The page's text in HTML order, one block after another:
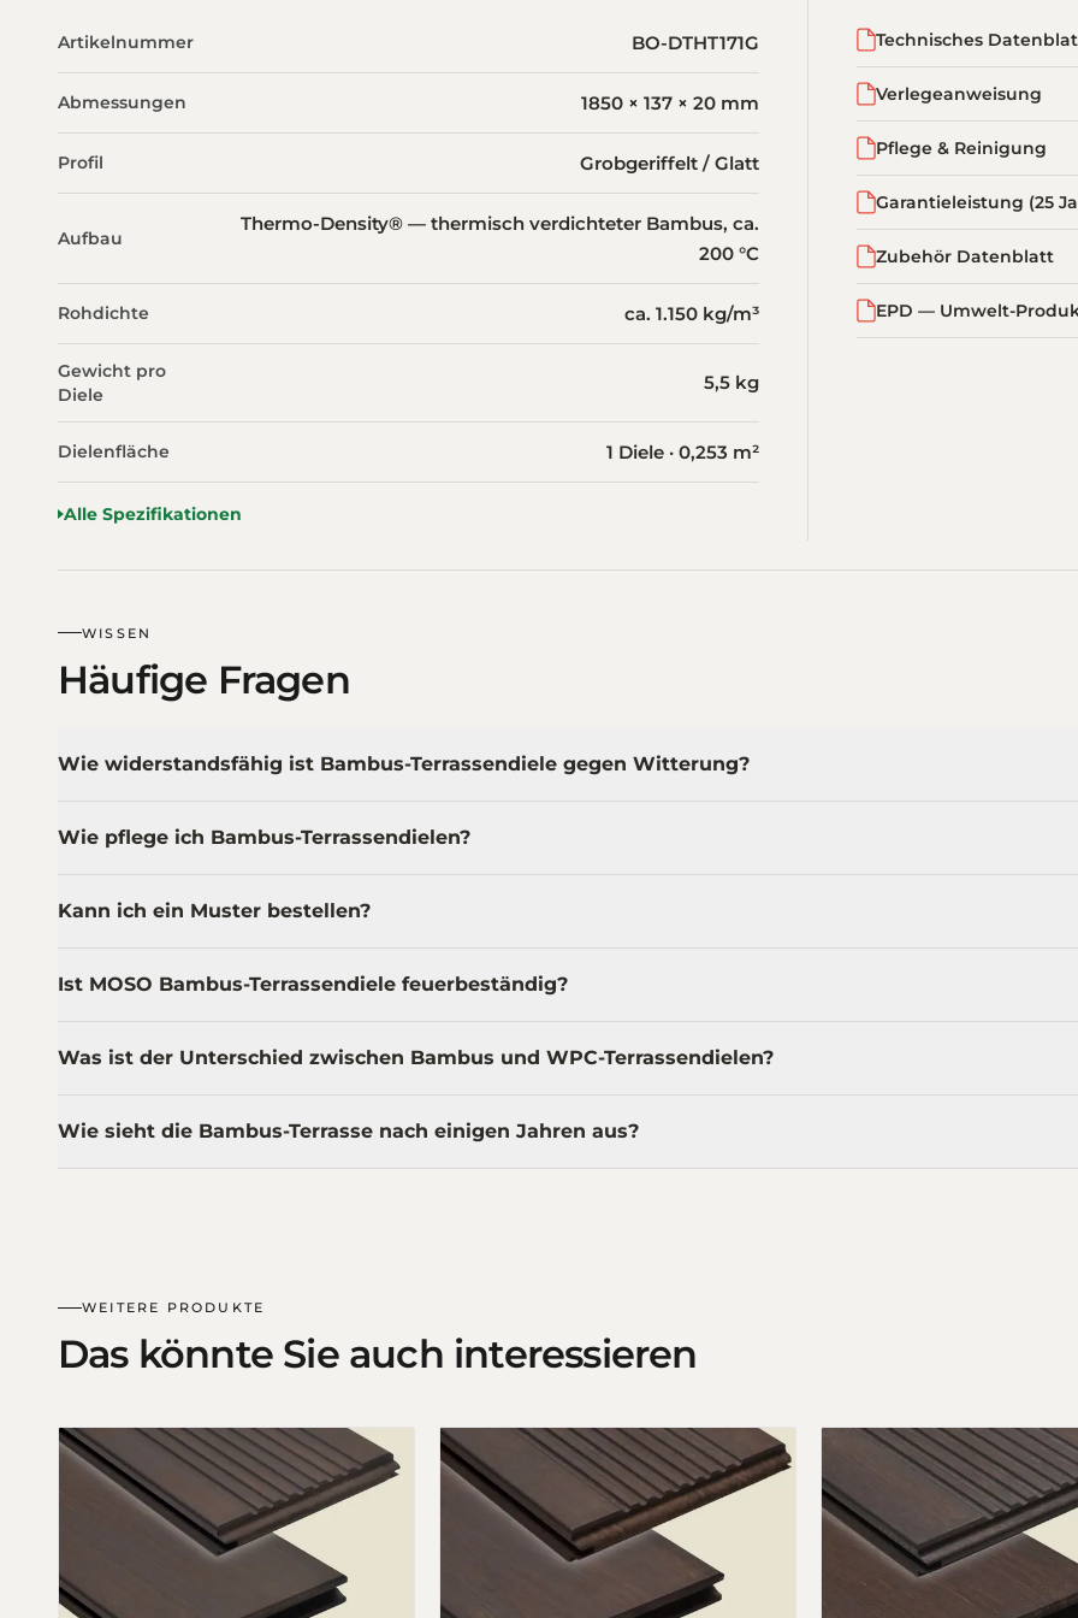
Artikelnummer BO-DTHT171G
Abmessungen 1850 × 137 × 20 mm
Profil Grobgeriffelt / Glatt
Aufbau
Thermo-Density® — thermisch verdichteter Bambus, ca.
200 °C
Rohdichte ca. 1.150 kg/m³
Gewicht pro
Diele
5,5 kg
Dielenfläche 1 Diele · 0,253 m²
Alle Spezifikationen
Technisches
Verlegeanweisung
Pflege & Reinigung
Garantieleistung (25
Zubehör Datenblatt
EPD — Umwelt-
WISSEN
Häufige Fragen
Wie widerstandsfähig ist Bambus-Terrassendiele gegen Witterung?
Wie pflege ich Bambus-Terrassendielen?
Kann ich ein Muster bestellen?
Ist MOSO Bambus-Terrassendiele feuerbeständig?
Was ist der Unterschied zwischen Bambus und WPC-Terrassendielen?
Wie sieht die Bambus-Terrasse nach einigen Jahren aus?
WEITERE PRODUKTE
Das könnte Sie auch interessieren